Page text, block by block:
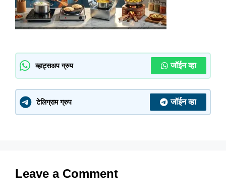
व्हाट्सअप ग्रुप जॉईन व्हा
टेलिग्राम ग्रुप जॉईन व्हा
Leave a Comment